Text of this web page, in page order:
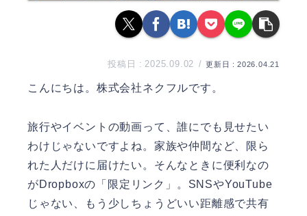
2025.09.02 2026.04.21
こんにちは。 株式会社ネクフルです。
旅行やイベントの動画って、誰にでも見せたい
わけじゃないですよね。家族や仲間など、限ら
れた人だけに届けたい。そんなときに便利なの
がDropboxの「限定リンク」。SNSやYouTube
じゃない、もう少しちょうどいい距離感で共有